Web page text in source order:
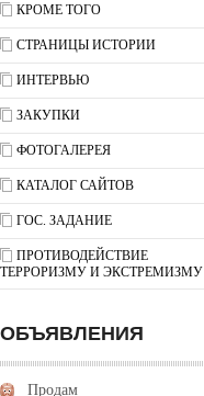
КРОМЕ ТОГО
СТРАНИЦЫ ИСТОРИИ
ИНТЕРВЬЮ
ЗАКУПКИ
ФОТОГАЛЕРЕЯ
КАТАЛОГ САЙТОВ
ГОС. ЗАДАНИЕ
ПРОТИВОДЕЙСТВИЕ
ТЕРРОРИЗМУ И ЭКСТРЕМИЗМУ
ОБЪЯВЛЕНИЯ
Продам